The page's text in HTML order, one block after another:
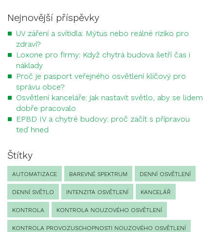
Nejnovější příspěvky
UV záření a svítidla: Mýtus nebo reálné riziko pro
zdraví?
Loxone pro firmy: Když chytrá budova šetří čas i
náklady
Proč je pasport veřejného osvětlení klíčový pro
správu obce?
Osvětlení kanceláře: jak nastavit světlo, aby se lidem
dobře pracovalo
EPBD IV a chytré budovy: proč začít s přípravou
teď hned
Štítky
AUTOMATIZACE BAREVNÉ SPEKTRUM DENNÍ OSVĚTLENÍ
DENNÍ SVĚTLO INTENZITA OSVĚTLENÍ KANCELÁŘ
KONTROLA KONTROLA NOUZOVÉHO OSVĚTLENÍ
KONTROLA PROVOZUSCHOPNOSTI NOUZOVÉHO OSVĚTLENÍ